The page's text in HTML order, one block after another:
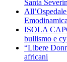
Santa
Emodinamica
ISOLA
bullismo e
“Libere
africani